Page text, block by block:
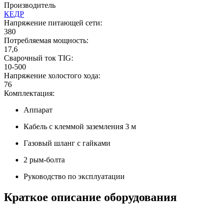
Производитель
КЕДР
Напряжение питающей сети:
380
Потребляемая мощность:
17,6
Сварочный ток TIG:
10-500
Напряжение холостого хода:
76
Комплектация:
Аппарат
Кабель с клеммой заземления 3 м
Газовый шланг с гайками
2 рым-болта
Руководство по эксплуатации
Краткое описание оборудования